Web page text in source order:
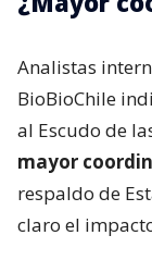
Analistas
BioBioChile
al Escudo de
mayor
respaldo de
claro el